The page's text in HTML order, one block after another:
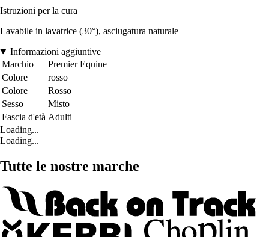
Istruzioni per la cura
Lavabile in lavatrice (30°), asciugatura naturale
Informazioni aggiuntive
Marchio
Premier Equine
Colore
rosso
Colore
Rosso
Sesso
Misto
Fascia d'età Adulti
Loading...
Loading...
Tutte le nostre marche